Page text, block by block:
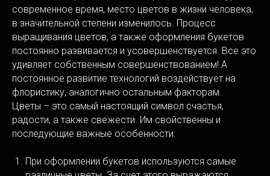
современное время, место цветов в жизни человека,
в значительной степени изменилось. Процесс
выращивания цветов, а также оформления букетов
постоянно развивается и усовершенствуется. Все это
удивляет собственным совершенствованием! А
постоянное развитие технологий воздействует на
флористику, аналогично остальным факторам.
Цветы – это самый настоящий символ счастья,
радости, а также свежести. Им свойственны и
последующие важные особенности:
При оформлении букетов используются самые